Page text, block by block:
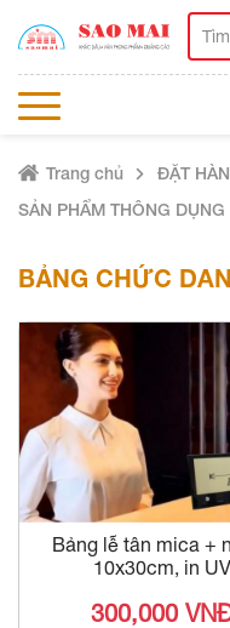
Trang chủ
ĐẶT
SẢN PHẨM THÔNG DỤNG
BẢNG CHỨC
Bảng lễ tân mica +
10x30cm, in UV
300,000